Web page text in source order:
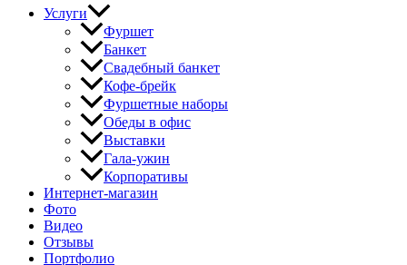
Услуги
Фуршет
Банкет
Свадебный банкет
Кофе-брейк
Фуршетные наборы
Обеды в офис
Выставки
Гала-ужин
Корпоративы
Интернет-магазин
Фото
Видео
Отзывы
Портфолио